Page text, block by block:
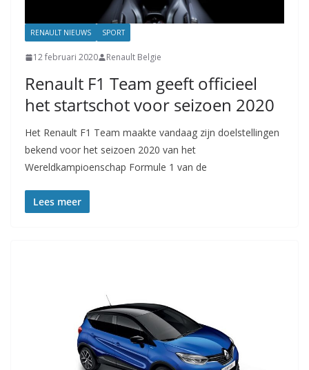
RENAULT NIEUWS SPORT
12 februari 2020 Renault Belgie
Renault F1 Team geeft officieel
het startschot voor seizoen 2020
Het Renault F1 Team maakte vandaag zijn doelstellingen
bekend voor het seizoen 2020 van het
Wereldkampioenschap Formule 1 van de
Lees meer